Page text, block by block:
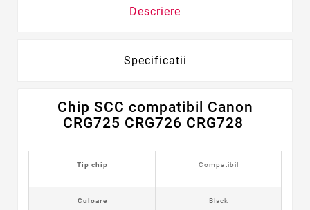
Descriere
Specificatii
Chip SCC compatibil
Canon
CRG725 CRG726 CRG728
Tip chip Compatibil
Culoare Black